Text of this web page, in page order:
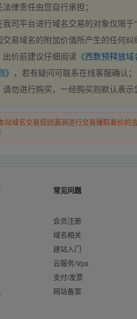
律责任由您自行承担；
司平台进行域名交易的对象仅限于
易域名的附加价值所产生的任何
价前建议仔细阅读 《西数预释放
》 ，若有疑问可联系在线客服确认；
勿进行购买，一经购买则默认表
站域名交易规则漏洞进行交易赚取差价的
常见问题
会员注册
域名相关
建站入门
云服务/Vps
支付/发票
网站备案